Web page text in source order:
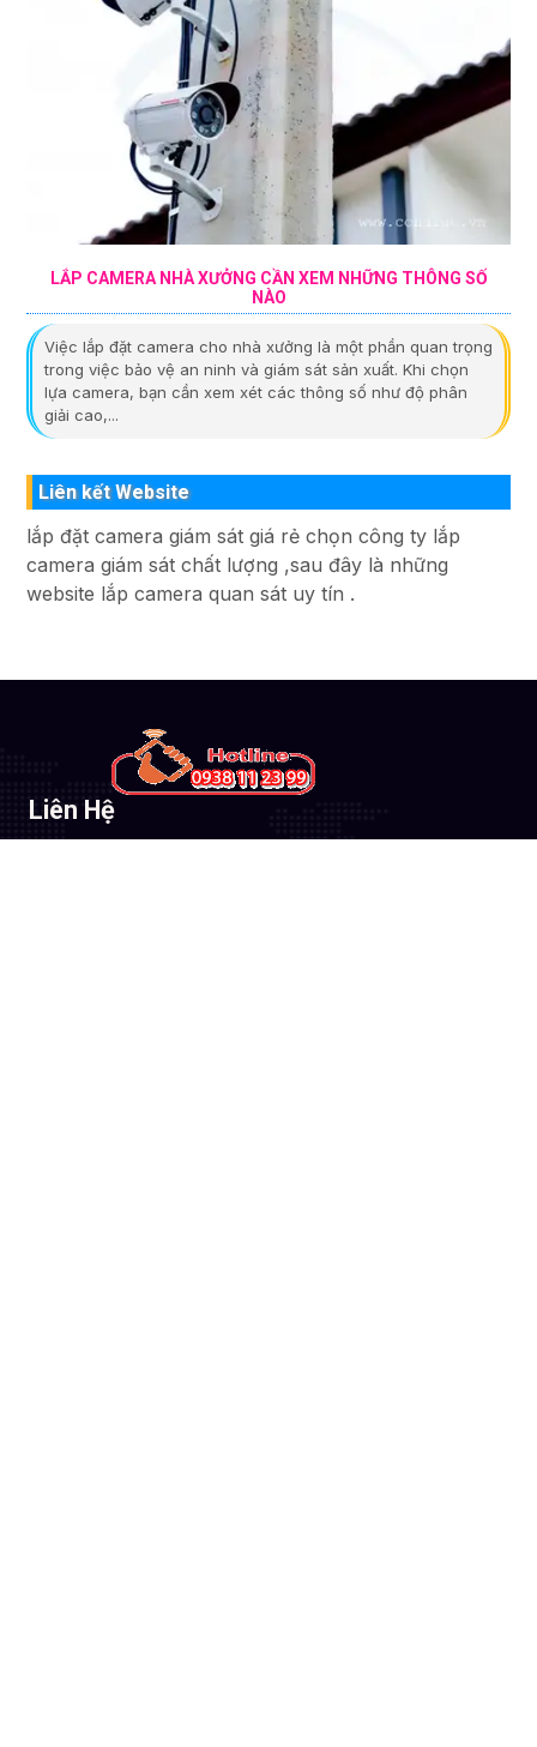
LẮP CAMERA NHÀ XƯỞNG CẦN XEM NHỮNG THÔNG SỐ
NÀO
Việc lắp đặt camera cho nhà xưởng là một phần quan trọng
trong việc bảo vệ an ninh và giám sát sản xuất. Khi chọn
lựa camera, bạn cần xem xét các thông số như độ phân
giải cao,...
Liên kết Website
lắp đặt camera giám sát giá rẻ chọn công ty lắp
camera giám sát chất lượng ,sau đây là những
website lắp camera quan sát uy tín .
Liên Hệ